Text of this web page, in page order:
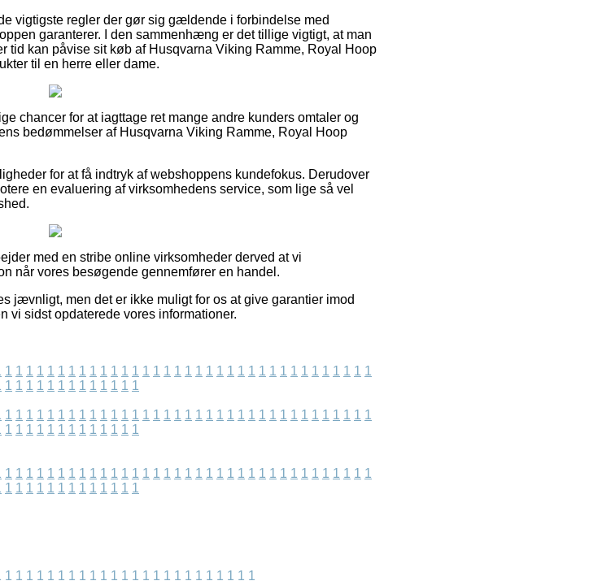
vigtigste regler der gør sig gældende i forbindelse med
garanterer. I den sammenhæng er det tillige vigtigt, at man
tid kan påvise sit køb af Husqvarna Viking Ramme, Royal Hoop
til en herre eller dame.
chancer for at iagttage ret mange andre kunders omtaler og
bedømmelser af Husqvarna Viking Ramme, Royal Hoop
for at få indtryk af webshoppens kundefokus. Derudover
en evaluering af virksomhedens service, som lige så vel
med en stribe online virksomheder derved at vi
når vores besøgende gennemfører en handel.
jævnligt, men det er ikke muligt for os at give garantier imod
vi sidst opdaterede vores informationer.
1 1 1 1 1 1 1 1 1 1 1 1 1 1 1 1 1 1 1 1 1 1 1 1 1 1 1 1 1 1 1 1 1 1 1
1 1 1 1 1 1 1 1 1 1 1 1 1
1 1 1 1 1 1 1 1 1 1 1 1 1 1 1 1 1 1 1 1 1 1 1 1 1 1 1 1 1 1 1 1 1 1 1
1 1 1 1 1 1 1 1 1 1 1 1 1
1 1 1 1 1 1 1 1 1 1 1 1 1 1 1 1 1 1 1 1 1 1 1 1 1 1 1 1 1 1 1 1 1 1 1
1 1 1 1 1 1 1 1 1 1 1 1 1
1 1 1 1 1 1 1 1 1 1 1 1 1 1 1 1 1 1 1 1 1 1 1 1